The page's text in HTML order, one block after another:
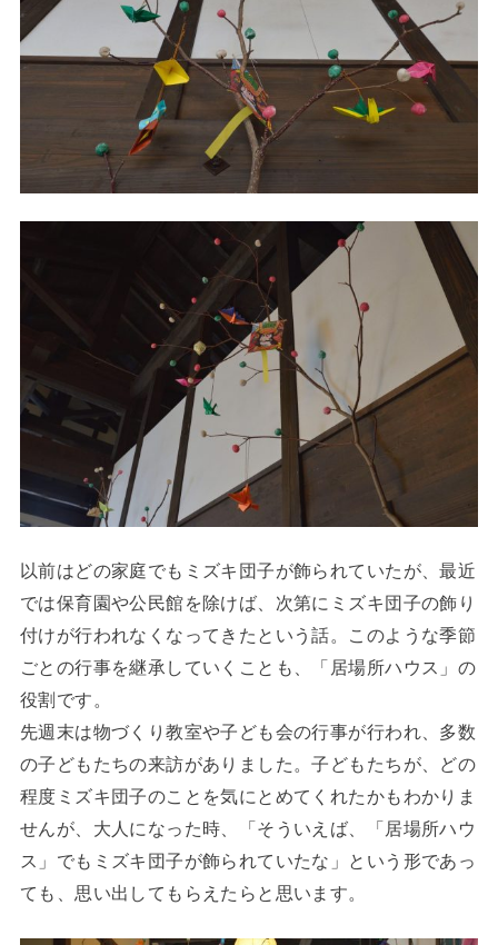
以前はどの家庭でもミズキ団子が飾られていたが、最近
では保育園や公民館を除けば、次第にミズキ団子の飾り
付けが行われなくなってきたという話。このような季節
ごとの行事を継承していくことも、「居場所ハウス」の
役割です。
先週末は物づくり教室や子ども会の行事が行われ、多数
の子どもたちの来訪がありました。子どもたちが、どの
程度ミズキ団子のことを気にとめてくれたかもわかりま
せんが、大人になった時、「そういえば、「居場所ハウ
ス」でもミズキ団子が飾られていたな」という形であっ
ても、思い出してもらえたらと思います。